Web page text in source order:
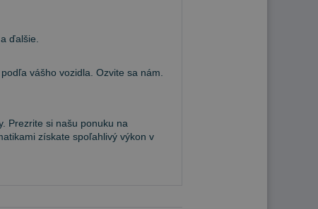
ďalšie.
vášho vozidla. Ozvite sa nám.
Prezrite si našu ponuku na
získate spoľahlivý výkon v